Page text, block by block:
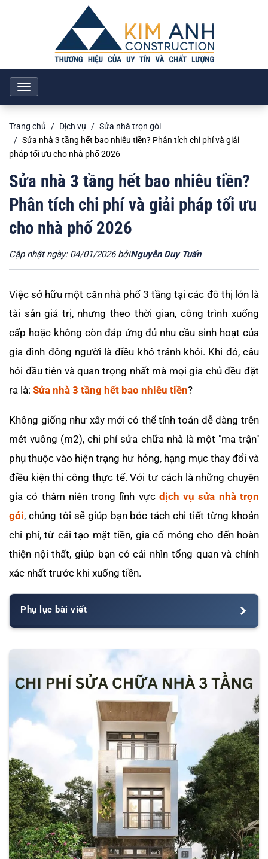
Toggle
navigation
Trang chủ Dịch vụ
Sửa nhà trọn gói
Sửa nhà 3 tầng hết bao nhiêu tiền? Phân tích chi phí và giải
pháp tối ưu cho nhà phố 2026
Sửa nhà 3 tầng hết bao nhiêu tiền?
Phân tích chi phí và giải pháp tối ưu
cho nhà phố 2026
Cập nhật ngày: 04/01/2026 bởiNguyễn Duy Tuấn
Việc sở hữu một căn nhà phố 3 tầng tại các đô thị lớn là
tài sản giá trị, nhưng theo thời gian, công trình xuống
cấp hoặc không còn đáp ứng đủ nhu cầu sinh hoạt của
gia đình đông người là điều khó tránh khỏi. Khi đó, câu
hỏi đầu tiên và quan trọng nhất mà mọi gia chủ đều đặt
ra là: Sửa nhà 3 tầng hết bao nhiêu tiền?
Không giống như xây mới có thể tính toán dễ dàng trên
mét vuông (m2), chi phí sửa chữa nhà là một "ma trận"
phụ thuộc vào hiện trạng hư hỏng, hạng mục thay đổi và
điều kiện thi công thực tế. Với tư cách là những chuyên
gia có thâm niên trong lĩnh vực dịch vụ sửa nhà trọn
gói, chúng tôi sẽ giúp bạn bóc tách chi tiết từng khoản
chi phí, từ cải tạo mặt tiền, gia cố móng cho đến hoàn
thiện nội thất, giúp bạn có cái nhìn tổng quan và chính
xác nhất trước khi xuống tiền.
Phụ lục bài viết